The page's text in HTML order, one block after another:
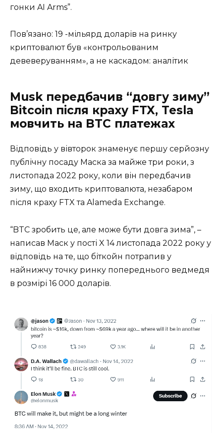
гонки AI Arms”.
Пов’язано: 19 -мільярд доларів на ринку
криптовалют був «контрольованим
девеверуванням», а не каскадом: аналітик
Musk передбачив “довгу зиму”
Bitcoin після краху FTX, Tesla
мовчить на BTC платежах
Відповідь у вівторок знаменує першу серйозну
публічну посаду Маска за майже три роки, з
листопада 2022 року, коли він передбачив
зиму, що входить криптовалюта, незабаром
після краху FTX та Alameda Exchange.
“BTC зробить це, але може бути довга зима”, –
написав Маск у пості X 14 листопада 2022 року у
відповідь на те, що біткойн потрапив у
найнижчу точку ринку попереднього ведмедя
в розмірі 16 000 доларів.